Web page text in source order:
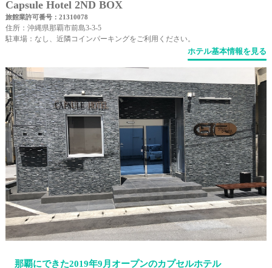
Capsule Hotel 2ND BOX
旅館業許可番号：21310078
住所：沖縄県那覇市前島3-3-5
駐車場：なし、近隣コインパーキングをご利用ください。
ホテル基本情報を見る
那覇にできた2019年9月オープンのカプセルホテル